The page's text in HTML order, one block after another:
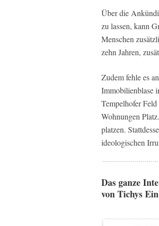
Über die
zu lassen, kann
Menschen
zehn Jahren,
Zudem fehle es
Immobilienblase
Tempelhofer
Wohnungen
platzen.
ideologischen
Das ganze
von Tichys